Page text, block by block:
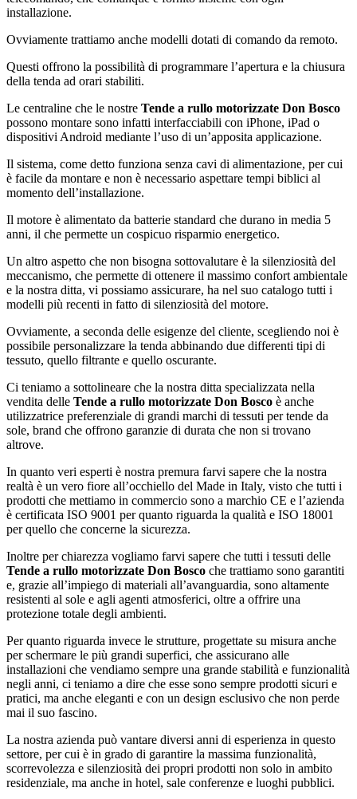
installazione.
Ovviamente trattiamo anche modelli dotati di comando da remoto.
Questi offrono la possibilità di programmare l’apertura e la chiusura
della tenda ad orari stabiliti.
Le centraline che le nostre Tende a rullo motorizzate Don Bosco
possono montare sono infatti interfacciabili con iPhone, iPad o
dispositivi Android mediante l’uso di un’apposita applicazione.
Il sistema, come detto funziona senza cavi di alimentazione, per cui
è facile da montare e non è necessario aspettare tempi biblici al
momento dell’installazione.
Il motore è alimentato da batterie standard che durano in media 5
anni, il che permette un cospicuo risparmio energetico.
Un altro aspetto che non bisogna sottovalutare è la silenziosità del
meccanismo, che permette di ottenere il massimo confort ambientale
e la nostra ditta, vi possiamo assicurare, ha nel suo catalogo tutti i
modelli più recenti in fatto di silenziosità del motore.
Ovviamente, a seconda delle esigenze del cliente, scegliendo noi è
possibile personalizzare la tenda abbinando due differenti tipi di
tessuto, quello filtrante e quello oscurante.
Ci teniamo a sottolineare che la nostra ditta specializzata nella
vendita delle Tende a rullo motorizzate Don Bosco è anche
utilizzatrice preferenziale di grandi marchi di tessuti per tende da
sole, brand che offrono garanzie di durata che non si trovano
altrove.
In quanto veri esperti è nostra premura farvi sapere che la nostra
realtà è un vero fiore all’occhiello del Made in Italy, visto che tutti i
prodotti che mettiamo in commercio sono a marchio CE e l’azienda
è certificata ISO 9001 per quanto riguarda la qualità e ISO 18001
per quello che concerne la sicurezza.
Inoltre per chiarezza vogliamo farvi sapere che tutti i tessuti delle
Tende a rullo motorizzate Don Bosco che trattiamo sono garantiti
e, grazie all’impiego di materiali all’avanguardia, sono altamente
resistenti al sole e agli agenti atmosferici, oltre a offrire una
protezione totale degli ambienti.
Per quanto riguarda invece le strutture, progettate su misura anche
per schermare le più grandi superfici, che assicurano alle
installazioni che vendiamo sempre una grande stabilità e funzionalità
negli anni, ci teniamo a dire che esse sono sempre prodotti sicuri e
pratici, ma anche eleganti e con un design esclusivo che non perde
mai il suo fascino.
La nostra azienda può vantare diversi anni di esperienza in questo
settore, per cui è in grado di garantire la massima funzionalità,
scorrevolezza e silenziosità dei propri prodotti non solo in ambito
residenziale, ma anche in hotel, sale conferenze e luoghi pubblici.